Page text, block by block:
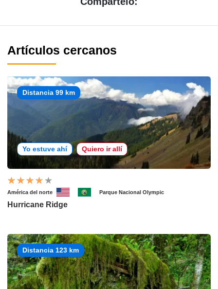
Artículos cercanos
Distancia 99 km
Yo estuve ahí Quiero ir allí
América del norte Parque Nacional Olympic
Hurricane Ridge
Distancia 123 km